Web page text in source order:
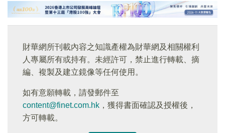
財華網所刊載內容之知識產權為財華網及相關權利
人專屬所有或持有。未經許可，禁止進行轉載、摘
編、複製及建立鏡像等任何使用。
如有意願轉載，請發郵件至
content@finet.com.hk ，獲得書面確認及授權後，
方可轉載。